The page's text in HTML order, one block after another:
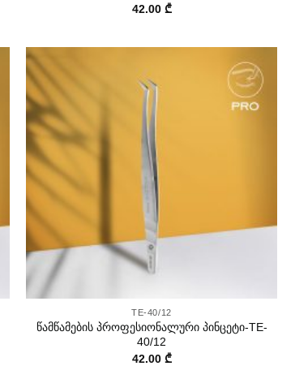
42.00 ₾
TE-40/12
წამწამების პროფესიონალური პინცეტი-TE-
40/12
42.00 ₾